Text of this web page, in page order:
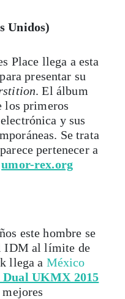
Unidos)
Place llega a esta
presentar su
. El álbum
los primeros
y sus
Se trata
pertenecer a
umor-rex.org
este hombre se
IDM al límite de
llega a México
Dual UKMX 2015
mejores